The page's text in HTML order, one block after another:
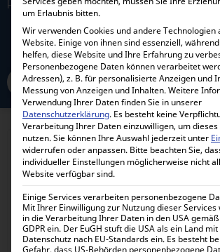
PYTES LV-HUB /
MEHR ALS 8
Home Alle Produkte Zubehör Batterieschutz-
Pytes LV-HUB / Datenbusverwaltung für mehr als 8
um Erlaubnis bitten.
Wir verwenden Cookies und andere Technologien
Website. Einige von ihnen sind essenziell,
helfen, diese Website und Ihre Erfahrung zu
Personenbezogene Daten können verarbeitet
Adressen), z. B. für personalisierte Anzeigen und
Messung von Anzeigen und Inhalten.Weitere
Verwendung Ihrer Daten finden Sie in unserer
Datenschutzerklärung. Es besteht keine
Verarbeitung Ihrer Daten einzuwilligen, um dieses
nutzen.Sie können Ihre Auswahl jederzeit unter
widerrufen oder anpassen. Bitte beachten Sie,
individueller Einstellungen möglicherweise nicht
Website verfügbar sind.
Einige Services verarbeiten personenbezogene
Mit Ihrer Einwilligung zur Nutzung dieser Services
in die Verarbeitung Ihrer Daten in den USA
GDPR ein. Der EuGH stuft die USA als ein Land
Datenschutz nach EU-Standards ein. Es besteht
Gefahr, dass US-Behörden personenbezogene